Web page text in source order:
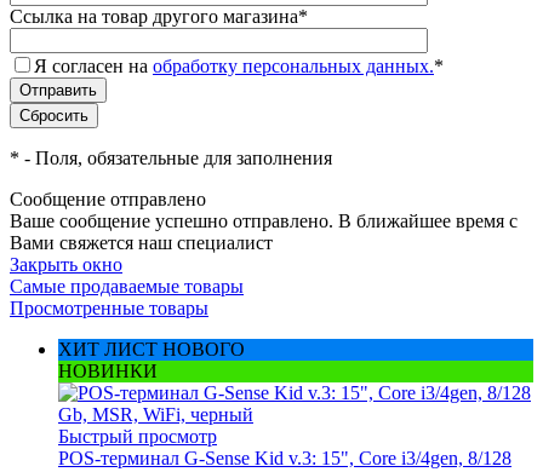
Ссылка на товар другого магазина*
Я согласен на обработку персональных данных.*
* - Поля, обязательные для заполнения
Сообщение отправлено
Ваше сообщение успешно отправлено. В ближайшее время с
Вами свяжется наш специалист
Закрыть окно
Самые продаваемые товары
Просмотренные товары
ХИТ ЛИСТ НОВОГО
НОВИНКИ
Быстрый просмотр
POS-терминал G-Sense Kid v.3: 15", Core i3/4gen, 8/128